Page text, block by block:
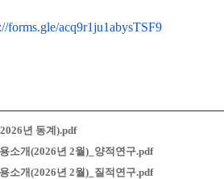
forms.gle/acq9r1ju1abysTSF9
년 동계).pdf
소개(2026년 2월)_양적연구.pdf
소개(2026년 2월)_질적연구.pdf